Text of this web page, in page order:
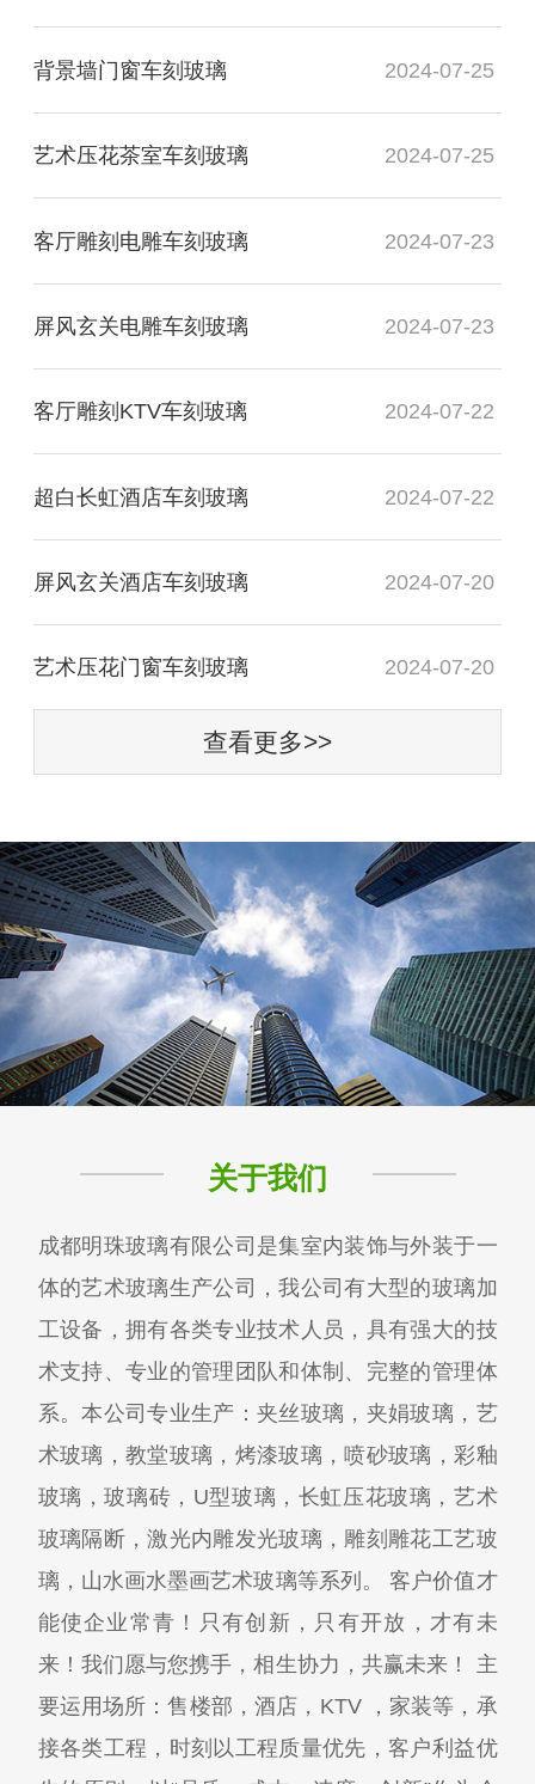
背景墙门窗车刻玻璃 2024-07-25
艺术压花茶室车刻玻璃 2024-07-25
客厅雕刻电雕车刻玻璃 2024-07-23
屏风玄关电雕车刻玻璃 2024-07-23
客厅雕刻KTV车刻玻璃 2024-07-22
超白长虹酒店车刻玻璃 2024-07-22
屏风玄关酒店车刻玻璃 2024-07-20
艺术压花门窗车刻玻璃 2024-07-20
查看更多>>
关于我们
成都明珠玻璃有限公司是集室内装饰与外装于一
体的艺术玻璃生产公司，我公司有大型的玻璃加
工设备，拥有各类专业技术人员，具有强大的技
术支持、专业的管理团队和体制、完整的管理体
系。本公司专业生产：夹丝玻璃，夹娟玻璃，艺
术玻璃，教堂玻璃，烤漆玻璃，喷砂玻璃，彩釉
玻璃，玻璃砖，U型玻璃，长虹压花玻璃，艺术
玻璃隔断，激光内雕发光玻璃，雕刻雕花工艺玻
璃，山水画水墨画艺术玻璃等系列。 客户价值才
能使企业常青！只有创新，只有开放，才有未
来！我们愿与您携手，相生协力，共赢未来！ 主
要运用场所：售楼部，酒店，KTV ，家装等，承
接各类工程，时刻以工程质量优先，客户利益优